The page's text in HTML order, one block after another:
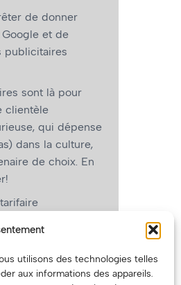
utilisons des technologies telles
aux informations des appareils.
de donner
et de
publicitaires
sont là pour
clientèle
qui dépense
dans la culture,
de choix. En